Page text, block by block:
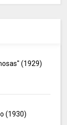
(1929)
(1930)